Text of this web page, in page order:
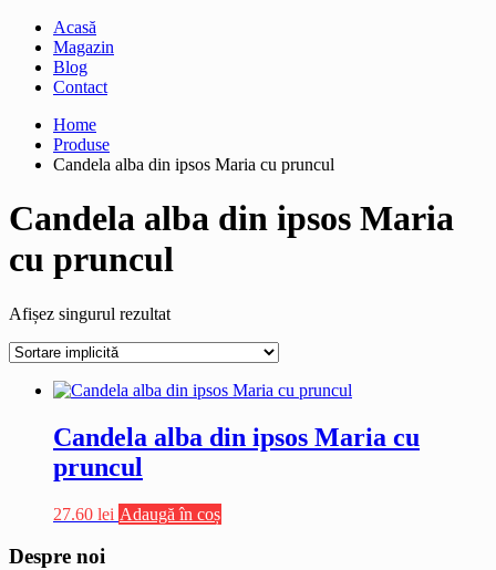
Acasă
Magazin
Blog
Contact
Home
Produse
Candela alba din ipsos Maria cu pruncul
Candela alba din ipsos Maria
cu pruncul
Afișez singurul rezultat
Candela alba din ipsos Maria cu
pruncul
27.60 lei Adaugă în coș
Despre noi